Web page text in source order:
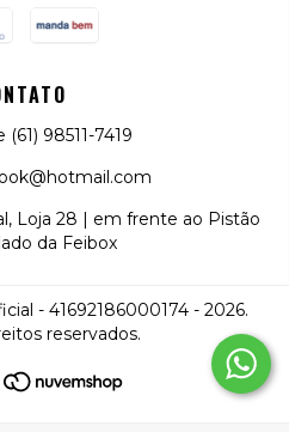
98511-7419
Loja 28 | em frente ao Pistão
da Feibox
- 41692186000174 - 2026.
reservados.